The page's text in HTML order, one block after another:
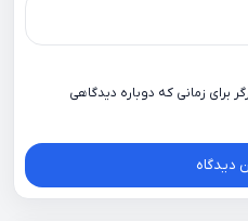
برای زمانی که دوباره دیدگاهی